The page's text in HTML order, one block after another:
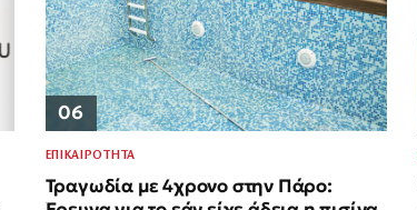
06
ΕΠΙΚΑΙΡΟΤΗΤΑ
Τραγωδία με 4χρονο στην Πάρο: